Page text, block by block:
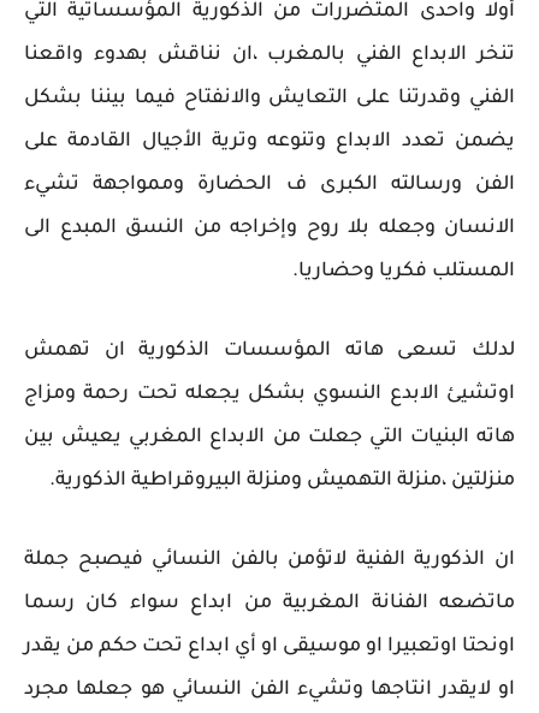
أولا واحدى المتضررات من الذكورية المؤسساتية التي
تنخر الابداع الفني بالمغرب ،ان نناقش بهدوء واقعنا
الفني وقدرتنا على التعايش والانفتاح فيما بيننا بشكل
يضمن تعدد الابداع وتنوعه وترية الأجيال القادمة على
الفن ورسالته الكبرى ف الحضارة وممواجهة تشيء
الانسان وجعله بلا روح وإخراجه من النسق المبدع الى
المستلب فكريا وحضاريا.
لدلك تسعى هاته المؤسسات الذكورية ان تهمش
اوتشيئ الابدع النسوي بشكل يجعله تحت رحمة ومزاج
هاته البنيات التي جعلت من الابداع المغربي يعيش بين
منزلتين ،منزلة التهميش ومنزلة البيروقراطية الذكورية.
ان الذكورية الفنية لاتؤمن بالفن النسائي فيصبح جملة
ماتضعه الفنانة المغربية من ابداع سواء كان رسما
اونحتا اوتعبيرا او موسيقى او أي ابداع تحت حكم من يقدر
او لايقدر انتاجها وتشيء الفن النسائي هو جعلها مجرد